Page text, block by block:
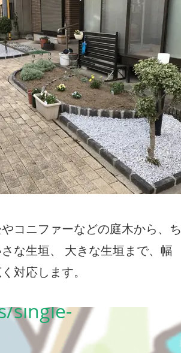
single-
single-
コニファーなどの庭木から、ち
な生垣、 大きな生垣まで、幅
対応します。